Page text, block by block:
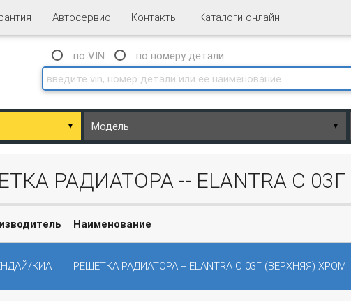
Автосервис Контакты Каталоги онлайн
по VIN
по номеру детали
▼ ▼
РАДИАТОРА -- ELANTRA C
Наименование
КИА РЕШЕТКА РАДИАТОРА -- ELANTRA C 03Г (ВЕРХНЯЯ) ХРОМ